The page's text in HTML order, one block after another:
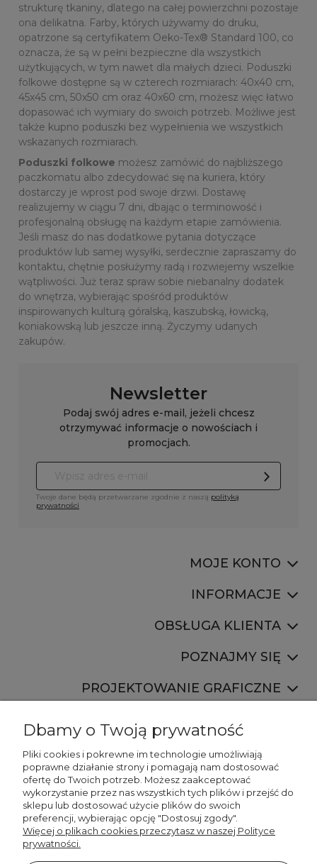
strukturę tkaniny, dlatego na całej powierzchni pozostaje
ona delikatna. Farby, których używamy do druku,
opatrzone są certyfikatem Oeko-Tex® Standard 100, co
oznacza, że są w pełni bezpieczne dla wszystkich
użytkujących, w tym nawet dla małych dzieci. Poduszki
folkowe dostępne są w czterech rozmiarach: 40x40 cm,
45x45 cm, 50x50 cm oraz 40x60 cm, możesz więc łatwo
dopasować ich wymiary do swoich potrzeb. Możliwe jest
także kupno poduszki bez wypełnienia we wszystkich
wskazanych rozmiarach.
Poduszki folkowe możesz zamówić do najbliższego
paczkomatu albo zdecydować się na kuriera, który
dostarczy je wprost pod swoje drzwi. Dostawę
realizujemy w ciągu 7 dni, dbając o terminowość i
profesjonalną obsługę na każdym etapie zamówienia.
Jeśli masz do nas dodatkowe pytania dotyczące
produktów lub samej wysyłki, serdecznie zapraszamy do
kontaktu, chętnie posłużymy radą i rozwiejemy wszelkie
wątpliwości. Już teraz spraw sobie niebanalny dodatek
do wnętrza, wybierając spośród produktów
inspirowanych kulturą góralską, kaszubską, łowicką,
koniakowską lub jeszcze inną. Życzymy udanych
zakupów.
Newsletter
Podaj swój adres e-mail, jeżeli chcesz
otrzymywać informacje o nowościach i
promocjach.
Twoje dane będą przetwarzane zgodnie z naszą polityką
prywatności
MOJE KONTO
INFORMACJE
OBSŁUGA KLIENTA
POZNAJMY SIĘ
PROJEKTOWANIE GRAFICZNE
887 750 445
536 346 177
Dbamy o Twoją prywatność
Pliki cookies i pokrewne im technologie umożliwiają
poprawne działanie strony i pomagają nam dostosować
ofertę do Twoich potrzeb. Możesz zaakceptować
wykorzystanie przez nas wszystkich tych plików i przejść do
sklepu lub dostosować użycie plików do swoich
preferencji, wybierając opcję "Dostosuj zgody".
Więcej o plikach cookies przeczytasz w naszej Polityce
prywatności.